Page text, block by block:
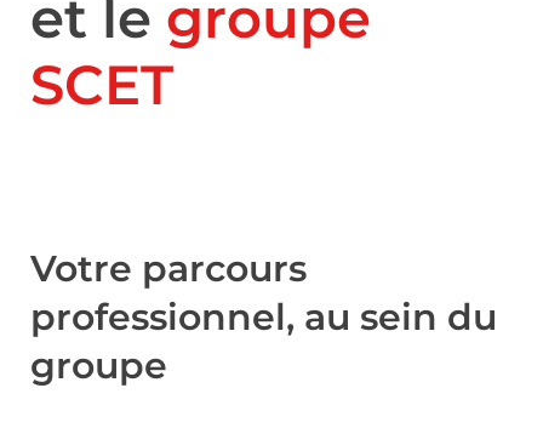
et le groupe
SCET
Votre parcours
professionnel, au sein du
groupe